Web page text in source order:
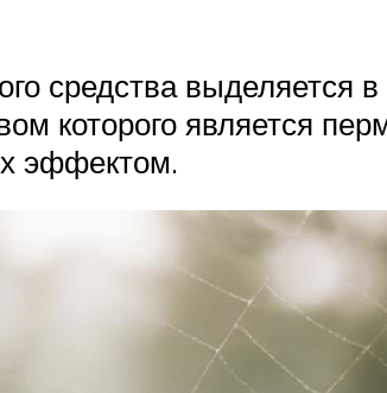
средства
которого является
эффектом.